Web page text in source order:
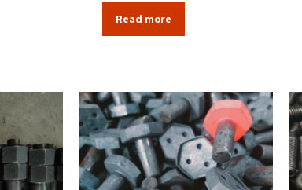
Read more